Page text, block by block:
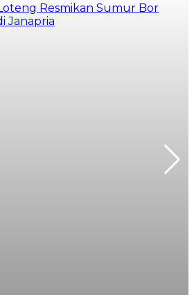
Resmikan Sumur Bor
Janapria